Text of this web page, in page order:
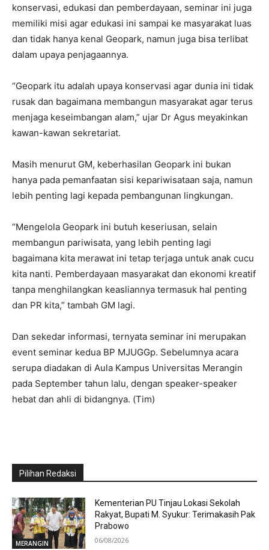
konservasi, edukasi dan pemberdayaan, seminar ini juga
memiliki misi agar edukasi ini sampai ke masyarakat luas
dan tidak hanya kenal Geopark, namun juga bisa terlibat
dalam upaya penjagaannya.
“Geopark itu adalah upaya konservasi agar dunia ini tidak
rusak dan bagaimana membangun masyarakat agar terus
menjaga keseimbangan alam,” ujar Dr Agus meyakinkan
kawan-kawan sekretariat.
Masih menurut GM, keberhasilan Geopark ini bukan
hanya pada pemanfaatan sisi kepariwisataan saja, namun
lebih penting lagi kepada pembangunan lingkungan.
“Mengelola Geopark ini butuh keseriusan, selain
membangun pariwisata, yang lebih penting lagi
bagaimana kita merawat ini tetap terjaga untuk anak cucu
kita nanti. Pemberdayaan masyarakat dan ekonomi kreatif
tanpa menghilangkan keasliannya termasuk hal penting
dan PR kita,” tambah GM lagi.
Dan sekedar informasi, ternyata seminar ini merupakan
event seminar kedua BP MJUGGp. Sebelumnya acara
serupa diadakan di Aula Kampus Universitas Merangin
pada September tahun lalu, dengan speaker-speaker
hebat dan ahli di bidangnya. (Tim)
Pilihan Redaksi
MERANGIN
Kementerian PU Tinjau Lokasi Sekolah
Rakyat, Bupati M. Syukur: Terimakasih Pak
Prabowo
06/08/2026